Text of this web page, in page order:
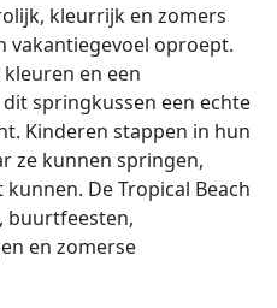
kleurrijk en zomers
vakantiegevoel oproept.
en een
springkussen een echte
Kinderen stappen in hun
ze kunnen springen,
De Tropical Beach
buurtfeesten,
en zomerse